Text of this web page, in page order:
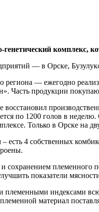
комплекс,
— в Орске,
— ежегодно
Часть продукции
по 1200 голов в
Только в Орске на
есть 4 собственных
сохранением
показатели
индексами
материал